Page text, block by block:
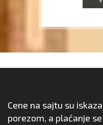
Cene na sajtu su
porezom, a plaćanje